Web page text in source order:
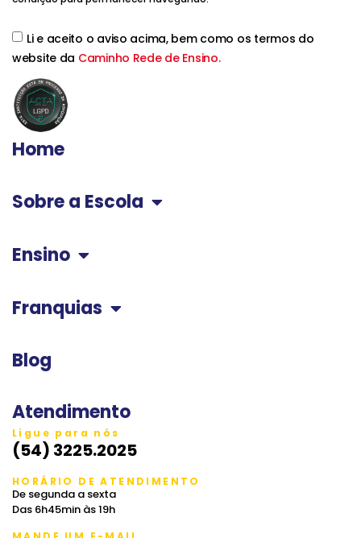
Li e aceito o aviso acima, bem como os termos do
website da Caminho Rede de Ensino.
Home
Sobre a Escola
Ensino
Franquias
Blog
Atendimento
Ligue para nós
(54) 3225.2025
HORÁRIO DE ATENDIMENTO
De segunda a sexta
Das 6h45min às 19h